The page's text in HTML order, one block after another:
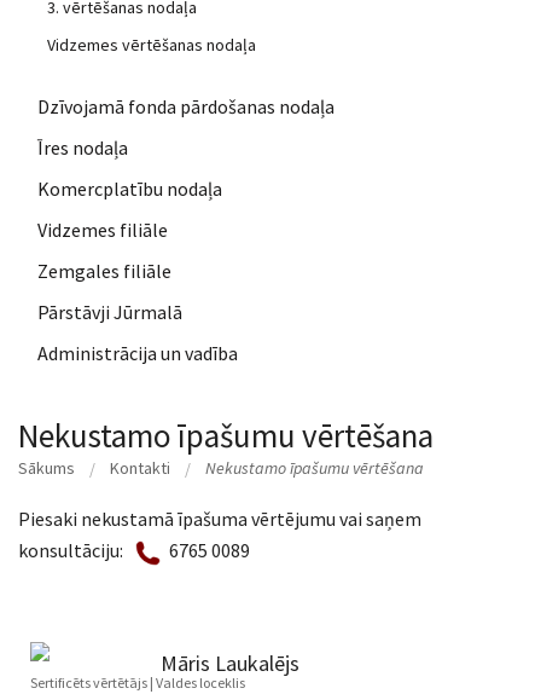
Uzņēmums
Pakalpojumi
Kontakti
3. vērtēšanas nodaļa
Vidzemes vērtēšanas nodaļa
Dzīvojamā fonda pārdošanas nodaļa
Īres nodaļa
Komercplatību nodaļa
Vidzemes filiāle
Zemgales filiāle
Pārstāvji Jūrmalā
Administrācija un vadība
Nekustamo īpašumu vērtēšana
Sākums Kontakti Nekustamo īpašumu vērtēšana
Piesaki nekustamā īpašuma vērtējumu vai saņem
konsultāciju:
6765 0089
Māris Laukalējs
Sertificēts vērtētājs | Valdes loceklis